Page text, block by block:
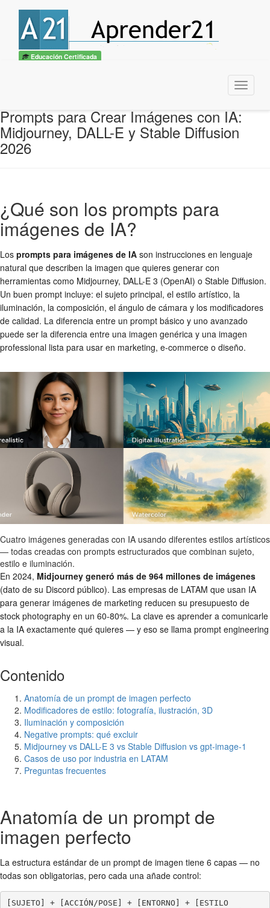
Educación Certificada
Menu
Prompts para Crear Imágenes con IA:
Midjourney, DALL-E y Stable Diffusion
2026
¿Qué son los prompts para
imágenes de IA?
Los prompts para imágenes de IA son instrucciones en lenguaje
natural que describen la imagen que quieres generar con
herramientas como Midjourney, DALL-E 3 (OpenAI) o Stable Diffusion.
Un buen prompt incluye: el sujeto principal, el estilo artístico, la
iluminación, la composición, el ángulo de cámara y los modificadores
de calidad. La diferencia entre un prompt básico y uno avanzado
puede ser la diferencia entre una imagen genérica y una imagen
professional lista para usar en marketing, e-commerce o diseño.
Cuatro imágenes generadas con IA usando diferentes estilos artísticos
— todas creadas con prompts estructurados que combinan sujeto,
estilo e iluminación.
En 2024, Midjourney generó más de 964 millones de imágenes
(dato de su Discord público). Las empresas de LATAM que usan IA
para generar imágenes de marketing reducen su presupuesto de
stock photography en un 60-80%. La clave es aprender a comunicarle
a la IA exactamente qué quieres — y eso se llama prompt engineering
visual.
Contenido
Anatomía de un prompt de imagen perfecto
Modificadores de estilo: fotografía, ilustración, 3D
Iluminación y composición
Negative prompts: qué excluir
Midjourney vs DALL-E 3 vs Stable Diffusion vs gpt-image-1
Casos de uso por industria en LATAM
Preguntas frecuentes
Anatomía de un prompt de
imagen perfecto
La estructura estándar de un prompt de imagen tiene 6 capas — no
todas son obligatorias, pero cada una añade control:
[SUJETO] + [ACCIÓN/POSE] + [ENTORNO] + [ESTILO